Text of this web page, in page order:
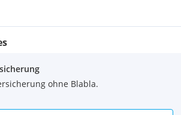
/ Code 111
ohne Blabla.